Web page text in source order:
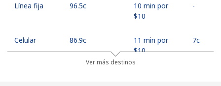
Línea fija ⁦96.5c⁩
10 min por
⁦$10⁩
-
Celular ⁦86.9c⁩
11 min por
⁦$10⁩
⁦7c⁩
Ver más destinos